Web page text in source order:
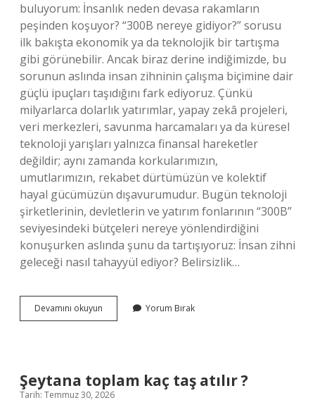
buluyorum: İnsanlık neden devasa rakamların
peşinden koşuyor? “300B nereye gidiyor?” sorusu
ilk bakışta ekonomik ya da teknolojik bir tartışma
gibi görünebilir. Ancak biraz derine indiğimizde, bu
sorunun aslında insan zihninin çalışma biçimine dair
güçlü ipuçları taşıdığını fark ediyoruz. Çünkü
milyarlarca dolarlık yatırımlar, yapay zekâ projeleri,
veri merkezleri, savunma harcamaları ya da küresel
teknoloji yarışları yalnızca finansal hareketler
değildir; aynı zamanda korkularımızın,
umutlarımızın, rekabet dürtümüzün ve kolektif
hayal gücümüzün dışavurumudur. Bugün teknoloji
şirketlerinin, devletlerin ve yatırım fonlarının “300B”
seviyesindeki bütçeleri nereye yönlendirdiğini
konuşurken aslında şunu da tartışıyoruz: İnsan zihni
geleceği nasıl tahayyül ediyor? Belirsizlik…
Devamını okuyun
nereye
Yorum Bırak
Şeytana toplam kaç taş atılır ?
Tarih: Temmuz 30, 2026